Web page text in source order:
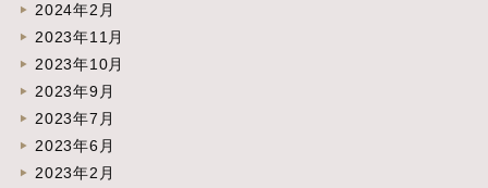
2024年2月
2023年11月
2023年10月
2023年9月
2023年7月
2023年6月
2023年2月